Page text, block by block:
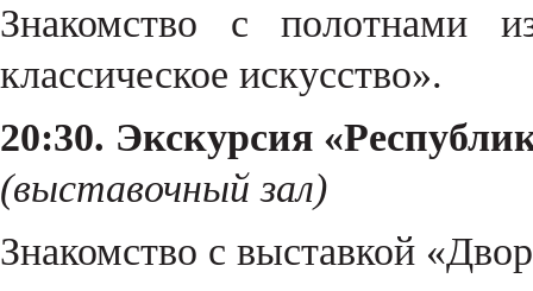
Знакомство с полотнами
классическое искусство».
20:30. Экскурсия
(выставочный зал)
Знакомство с выставкой